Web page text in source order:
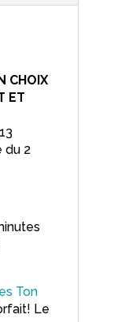
CHOIX
ET
du 2
Ton
Le